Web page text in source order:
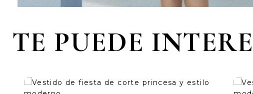
TE PUEDE